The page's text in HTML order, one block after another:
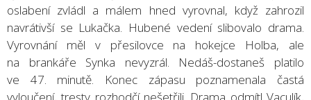
oslabení zvládl a málem hned vyrovnal, když zahrozil
navrátivší se Lukačka. Hubené vedení slibovalo drama.
Vyrovnání měl v přesilovce na hokejce Holba, ale
na brankáře Synka nevyzrál. Nedáš-dostaneš platilo
ve 47. minutě. Konec zápasu poznamenala častá
vyloučení, tresty rozhodčí nešetřili. Drama odmítl Vaculík,